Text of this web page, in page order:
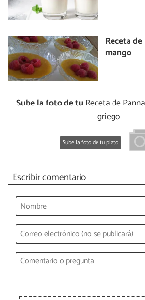
Receta
mango
Sube la foto de tu Receta de
griego
Sube la foto de tu plato
Escribir comentario